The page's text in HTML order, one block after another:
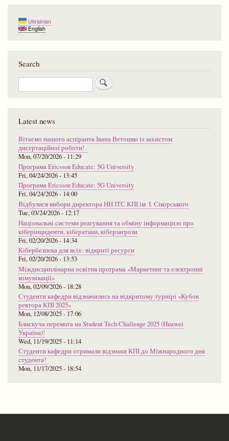
Ukrainian
English
Search
Search
Latest news
Вітаємо нашого аспіранта Івана Ветошко із захистом
дисертаційної роботи! .
Mon, 07/20/2026 - 11:29
Програма Ericsson Educate: 5G University
Fri, 04/24/2026 - 13:45
Програма Ericsson Educate: 5G University
Fri, 04/24/2026 - 14:00
Відбулися вибори директора НН ІТС КПІ ім. І. Сікорського
Tue, 03/24/2026 - 12:17
Національні системи реагування та обміну інформацією про
кіберінциденти, кібератаки, кіберзагрози
Fri, 02/20/2026 - 14:34
Кібербезпека для всіх: відкриті ресурси
Fri, 02/20/2026 - 13:53
Міждисциплінарна освітня програма «Маркетинг та електронні
комунікації»
Mon, 02/09/2026 - 18:28
Студенти кафедри відзначились на відкритому турнірі «Кубок
ректора КПІ 2025»
Mon, 12/08/2025 - 17:06
Блискуча перемога на Student Tech Challenge 2025 (Huawei
Україна)!
Wed, 11/19/2025 - 11:14
Студенти кафедри отримали відзнаки КПІ до Міжнародного дня
студента!
Mon, 11/17/2025 - 18:54